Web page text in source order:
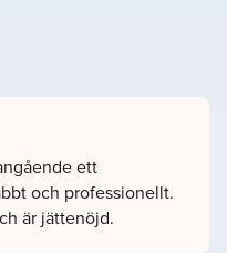
lokala fysiska möten,
som du tycker passar
se deras
Om du hellre vill hjälper
som passar, fyll då i
ett
och professionellt.
är jättenöjd.